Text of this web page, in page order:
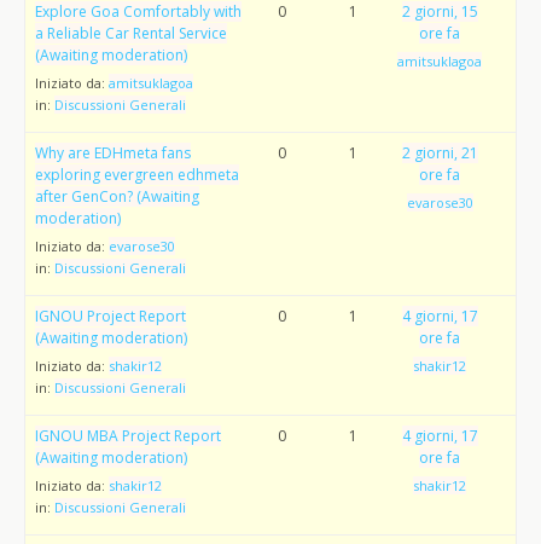
Explore Goa Comfortably with
a Reliable Car Rental Service
(Awaiting moderation)
Iniziato da: amitsuklagoa
in: Discussioni Generali
0 1
2 giorni, 15
ore fa
amitsuklagoa
Why are EDHmeta fans
exploring evergreen edhmeta
after GenCon? (Awaiting
moderation)
Iniziato da: evarose30
in: Discussioni Generali
0 1
2 giorni, 21
ore fa
evarose30
IGNOU Project Report
(Awaiting moderation)
Iniziato da: shakir12
in: Discussioni Generali
0 1
4 giorni, 17
ore fa
shakir12
IGNOU MBA Project Report
(Awaiting moderation)
Iniziato da: shakir12
in: Discussioni Generali
0 1
4 giorni, 17
ore fa
shakir12